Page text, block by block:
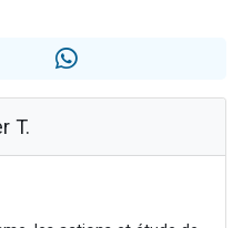
pour étudier en groupe sur Zoom
son Maasser
T.